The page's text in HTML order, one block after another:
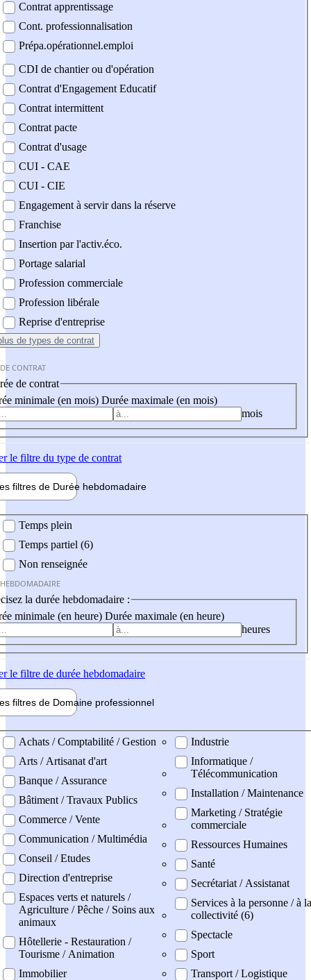
Contrat apprentissage
Cont. professionnalisation
Prépa.opérationnel.emploi
CDI de chantier ou d'opération
Contrat d'Engagement Educatif
Contrat intermittent
Contrat pacte
Contrat d'usage
CUI - CAE
CUI - CIE
Engagement à servir dans la réserve
Franchise
Insertion par l'activ.éco.
Portage salarial
Profession commerciale
Profession libérale
Reprise d'entreprise
de types de contrat
CONTRAT
de contrat
minimale (en mois) Durée maximale (en mois)
mois
le filtre du type de contrat
filtres de Durée hebdomadaire
Temps plein
Temps partiel (6)
Non renseignée
la durée hebdomadaire :
minimale (en heure) Durée maximale (en heure)
heures
le filtre de durée hebdomadaire
filtres de Domaine professionnel
professionel
Achats / Comptabilité / Gestion
Arts / Artisanat d'art
Banque / Assurance
Bâtiment / Travaux Publics
Commerce / Vente
Communication / Multimédia
Conseil / Etudes
Direction d'entreprise
Espaces verts et naturels /
Agriculture / Pêche / Soins aux
animaux
Hôtellerie - Restauration /
Tourisme / Animation
Immobilier
Industrie
Informatique /
Télécommunication
Installation / Maintenance
Marketing / Stratégie
commerciale
Ressources Humaines
Santé
Secrétariat / Assistanat
Services à la personne / à la
collectivité (6)
Spectacle
Sport
Transport / Logistique